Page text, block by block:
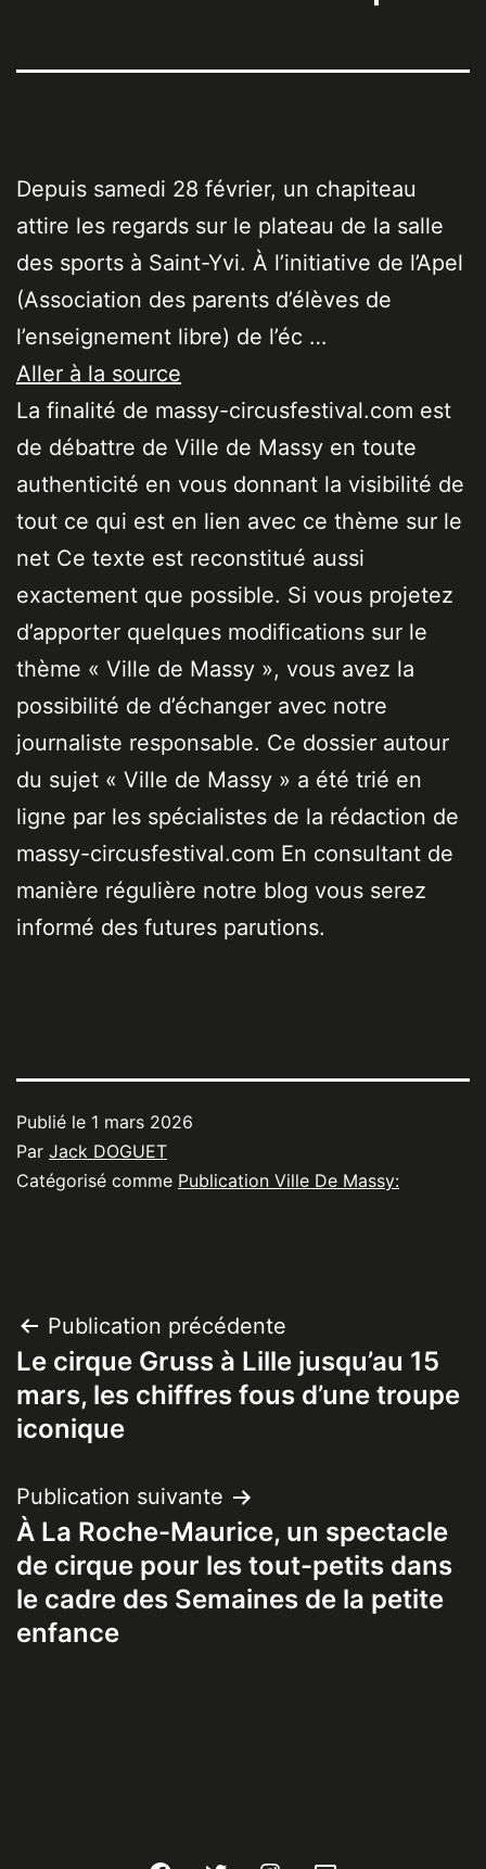
Depuis samedi 28 février, un chapiteau
attire les regards sur le plateau de la salle
des sports à Saint-Yvi. À l’initiative de l’Apel
(Association des parents d’élèves de
l’enseignement libre) de l’éc …
Aller à la source
La finalité de massy-circusfestival.com est
de débattre de Ville de Massy en toute
authenticité en vous donnant la visibilité de
tout ce qui est en lien avec ce thème sur le
net Ce texte est reconstitué aussi
exactement que possible. Si vous projetez
d’apporter quelques modifications sur le
thème « Ville de Massy », vous avez la
possibilité de d’échanger avec notre
journaliste responsable. Ce dossier autour
du sujet « Ville de Massy » a été trié en
ligne par les spécialistes de la rédaction de
massy-circusfestival.com En consultant de
manière régulière notre blog vous serez
informé des futures parutions.
Publié le 1 mars 2026
Par Jack DOGUET
Catégorisé comme Publication Ville De Massy:
Navigation
de
l’article
Publication précédente
Le cirque Gruss à Lille jusqu’au 15
mars, les chiffres fous d’une troupe
iconique
Publication suivante
À La Roche-Maurice, un spectacle
de cirque pour les tout-petits dans
le cadre des Semaines de la petite
enfance